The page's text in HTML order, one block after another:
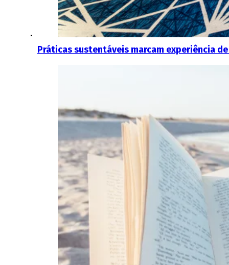
Práticas sustentáveis marcam experiência